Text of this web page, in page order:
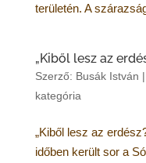
területén. A
„Kiből lesz az
Szerző: Busák István |
kategória
„Kiből lesz az
időben került sor a